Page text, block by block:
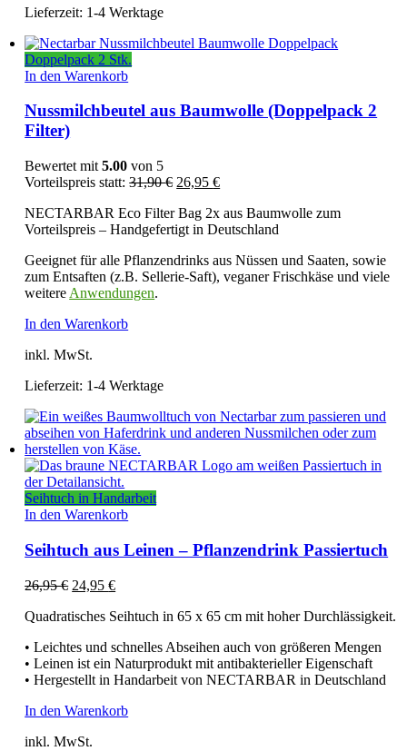
Lieferzeit: 1-4 Werktage
Doppelpack 2 Stk.
In den Warenkorb
Nussmilchbeutel aus Baumwolle (Doppelpack 2
Filter)
Bewertet mit5.00 von 5
Vorteilspreis statt: 31,90€ Ursprünglicher
war:
31,90 €
26,95€Aktueller
ist:
26,95 €.
NECTARBAR Eco Filter Bag 2x aus Baumwolle zum
Vorteilspreis – Handgefertigt in Deutschland
Geeignet für alle Pflanzendrinks aus Nüssen und Saaten, sowie
zum Entsaften (z.B. Sellerie-Saft), veganer Frischkäse und viele
weitere Anwendungen.
In den Warenkorb
inkl. MwSt.
Lieferzeit: 1-4 Werktage
Seihtuch in Handarbeit
In den Warenkorb
Seihtuch aus Leinen – Pflanzendrink Passiertuch
26,95€ Ursprünglicher
war:
24,95€Aktueller
ist:
Quadratisches Seihtuch in 65 x 65 cm mit hoher Durchlässigkeit.
• Leichtes und schnelles Abseihen auch von größeren Mengen
• Leinen ist ein Naturprodukt mit antibakterieller Eigenschaft
• Hergestellt in Handarbeit von NECTARBAR in Deutschland
In den Warenkorb
inkl. MwSt.